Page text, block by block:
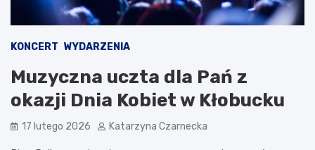
KONCERT WYDARZENIA
Muzyczna uczta dla Pań z
okazji Dnia Kobiet w Kłobucku
17 lutego 2026 Katarzyna Czarnecka